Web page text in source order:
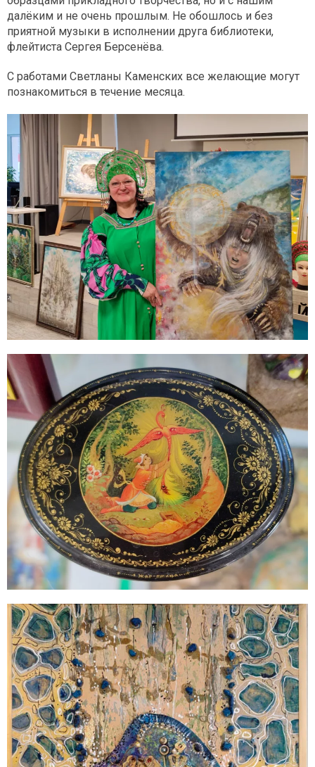
далёким и не очень прошлым. Не обошлось и без
приятной музыки в исполнении друга библиотеки,
флейтиста Сергея Берсенёва.
С работами Светланы Каменских все желающие могут
познакомиться в течение месяца.